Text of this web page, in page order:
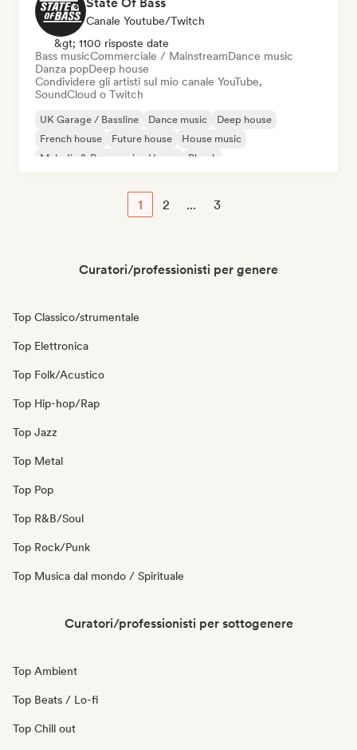
Canale Youtube/Twitch
&gt; 1100 risposte date
Bass musicCommerciale / MainstreamDance music
Danza popDeep house
Condividere gli artisti sul mio canale YouTube,
SoundCloud o Twitch
UK Garage / Bassline Dance music
Deep house
French house
Future house
House music
Melodic & Progressive House
Phonk
1 2 ... 3
Curatori/professionisti per genere
Top Classico/strumentale
Top Elettronica
Top Folk/Acustico
Top Hip-hop/Rap
Top Jazz
Top Metal
Top Pop
Top R&B/Soul
Top Rock/Punk
Top Musica dal mondo / Spirituale
Curatori/professionisti per sottogenere
Top Ambient
Top Beats / Lo-fi
Top Chill out